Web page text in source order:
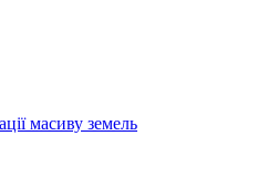
масиву земель